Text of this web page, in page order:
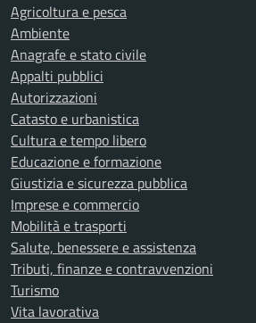
Agricoltura e pesca
Ambiente
Anagrafe e stato civile
Appalti pubblici
Autorizzazioni
Catasto e urbanistica
Cultura e tempo libero
Educazione e formazione
Giustizia e sicurezza pubblica
Imprese e commercio
Mobilità e trasporti
Salute, benessere e assistenza
Tributi, finanze e contravvenzioni
Turismo
Vita lavorativa